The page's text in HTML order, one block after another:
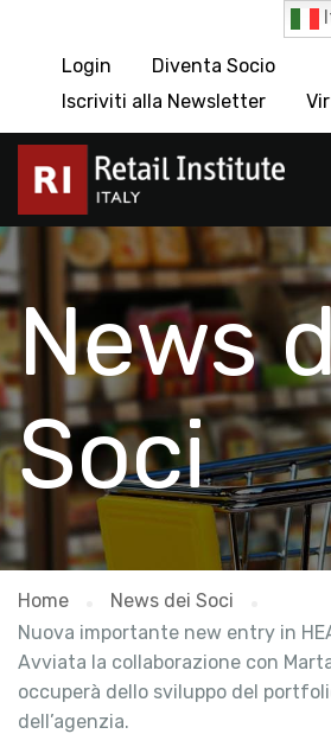
Login
Diventa Socio
Iscriviti alla Newsletter
News
Soci
Home
News dei Soci
Nuova importante new entry in
Avviata la collaborazione con
occuperà dello sviluppo del
dell’agenzia.